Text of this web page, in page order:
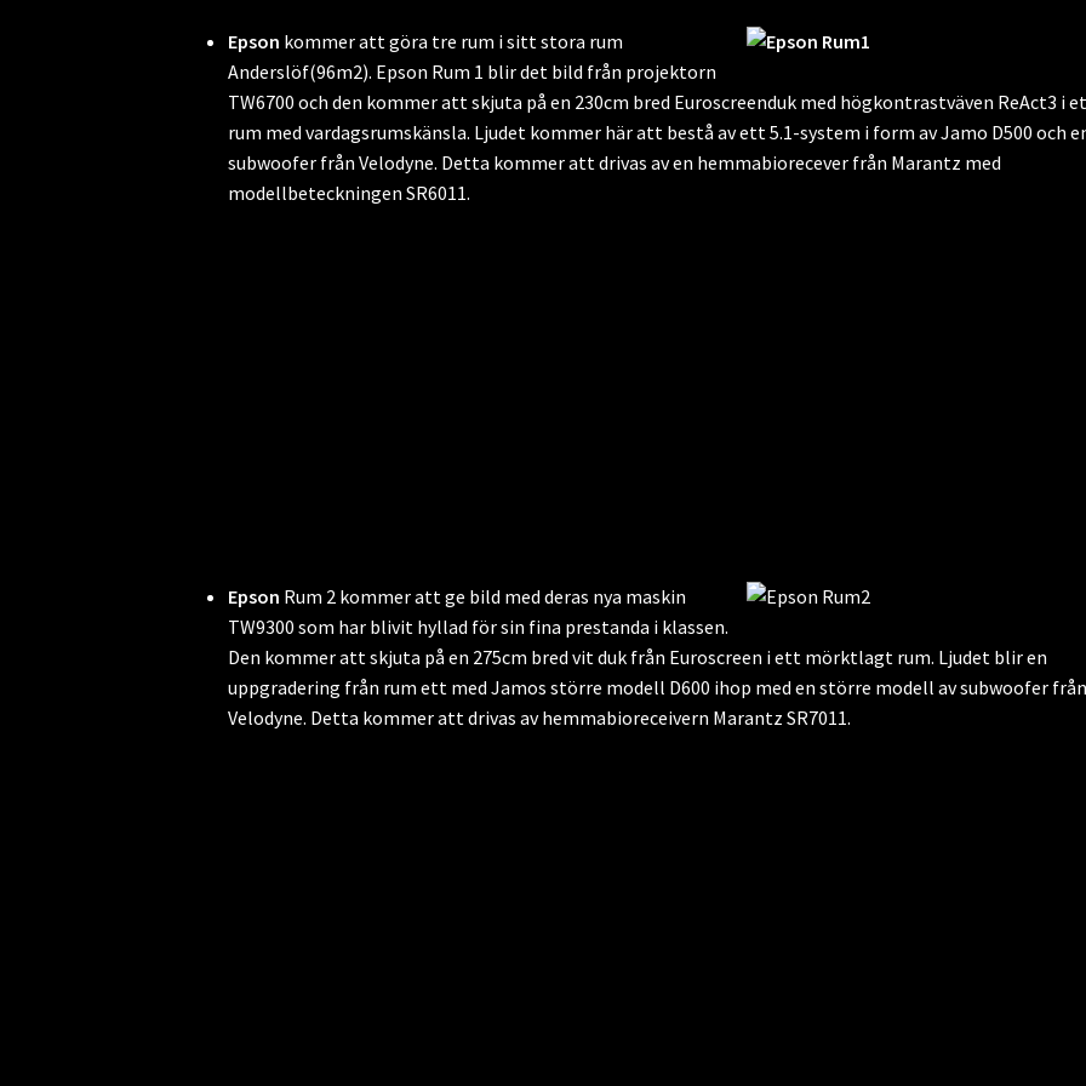
Epson kommer att göra tre rum i sitt stora rum
Anderslöf(96m2). Epson Rum 1 blir det bild från projektorn
TW6700 och den kommer att skjuta på en 230cm bred Euroscreenduk med högkontrastväven ReAct3 i
rum med vardagsrumskänsla. Ljudet kommer här att bestå av ett 5.1-system i form av Jamo D500 och
subwoofer från Velodyne. Detta kommer att drivas av en hemmabiorecever från Marantz med
modellbeteckningen SR6011.
Epson Rum 2 kommer att ge bild med deras nya maskin
TW9300 som har blivit hyllad för sin fina prestanda i klassen.
Den kommer att skjuta på en 275cm bred vit duk från Euroscreen i ett mörktlagt rum. Ljudet blir en
uppgradering från rum ett med Jamos större modell D600 ihop med en större modell av subwoofer
Velodyne. Detta kommer att drivas av hemmabioreceivern Marantz SR7011.